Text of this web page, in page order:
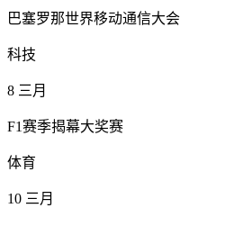
巴塞罗那世界移动通信大会
科技
8 三月
F1赛季揭幕大奖赛
体育
10 三月